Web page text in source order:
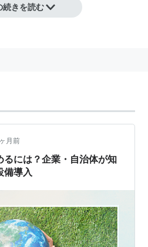
。
続きを読む
月前
るには？企業・自治体が知
備導入